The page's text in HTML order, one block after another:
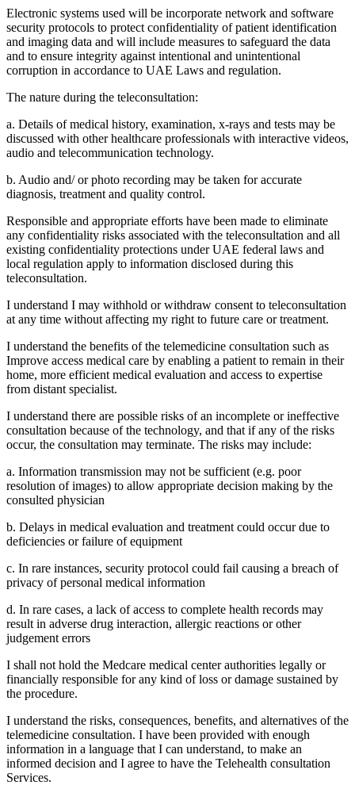
Electronic systems used will be incorporate network and software
security protocols to protect confidentiality of patient identification
and imaging data and will include measures to safeguard the data
and to ensure integrity against intentional and unintentional
corruption in accordance to UAE Laws and regulation.
The nature during the teleconsultation:
a. Details of medical history, examination, x-rays and tests may be
discussed with other healthcare professionals with interactive videos,
audio and telecommunication technology.
b. Audio and/ or photo recording may be taken for accurate
diagnosis, treatment and quality control.
Responsible and appropriate efforts have been made to eliminate
any confidentiality risks associated with the teleconsultation and all
existing confidentiality protections under UAE federal laws and
local regulation apply to information disclosed during this
teleconsultation.
I understand I may withhold or withdraw consent to teleconsultation
at any time without affecting my right to future care or treatment.
I understand the benefits of the telemedicine consultation such as
Improve access medical care by enabling a patient to remain in their
home, more efficient medical evaluation and access to expertise
from distant specialist.
I understand there are possible risks of an incomplete or ineffective
consultation because of the technology, and that if any of the risks
occur, the consultation may terminate. The risks may include:
a. Information transmission may not be sufficient (e.g. poor
resolution of images) to allow appropriate decision making by the
consulted physician
b. Delays in medical evaluation and treatment could occur due to
deficiencies or failure of equipment
c. In rare instances, security protocol could fail causing a breach of
privacy of personal medical information
d. In rare cases, a lack of access to complete health records may
result in adverse drug interaction, allergic reactions or other
judgement errors
I shall not hold the Medcare medical center authorities legally or
financially responsible for any kind of loss or damage sustained by
the procedure.
I understand the risks, consequences, benefits, and alternatives of the
telemedicine consultation. I have been provided with enough
information in a language that I can understand, to make an
informed decision and I agree to have the Telehealth consultation
Services.